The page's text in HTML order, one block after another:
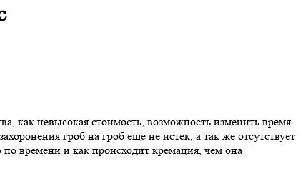
как невысокая стоимость, возможность изменить время
гроб на гроб еще не истек, а так же отсутствует
по времени и как происходит кремация, чем она